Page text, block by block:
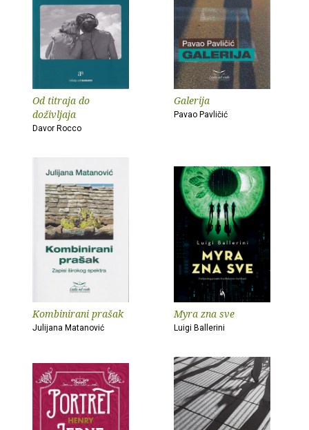
Od titraja do
doživljaja
Davor Rocco
Galerija
Pavao Pavličić
Kombinirani prašak
Julijana Matanović
Myra zna sve
Luigi Ballerini